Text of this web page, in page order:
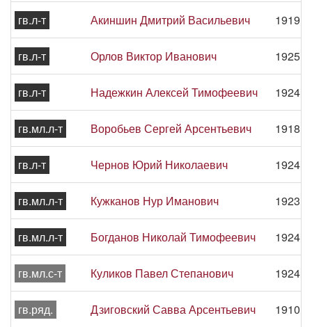
гв.л-т Акиншин Дмитрий Васильевич 1919 -
гв.л-т Орлов Виктор Иванович 1925 -
гв.л-т Надежкин Алексей Тимофеевич 1924 -
гв.мл.л-т Воробьев Сергей Арсентьевич 1918 -
гв.л-т Чернов Юрий Николаевич 1924 -
гв.мл.л-т Кужканов Нур Иманович 1923 -
гв.мл.л-т Богданов Николай Тимофеевич 1924 -
гв.мл.с-т Куликов Павел Степанович 1924 -
гв.ряд. Дзиговский Савва Арсентьевич 1910 -